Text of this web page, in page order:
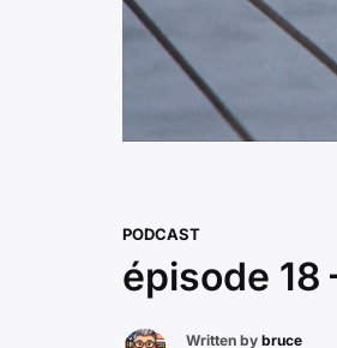
PODCAST
épisode 18
Written by bruce